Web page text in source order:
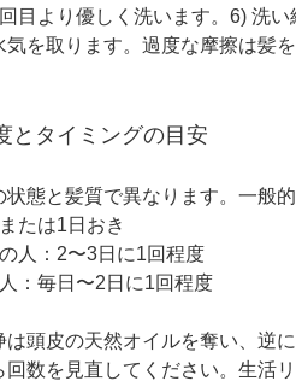
目より優しく洗います。6) 洗
気を取ります。過度な摩擦は髪
とタイミングの目安
態と髪質で異なります。一般
たは1日おき
人：2〜3日に1回程度
：毎日〜2日に1回程度
は頭皮の天然オイルを奪い、逆
回数を見直してください。生活